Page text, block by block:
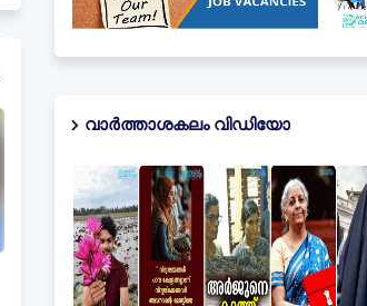
വാർത്താശകലം വിഡിയോ